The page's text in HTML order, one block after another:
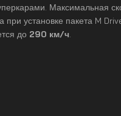
Максимальная
при установке пакета M
до 290 км/ч.